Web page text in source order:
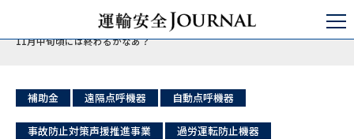
運行管理
過労運転防止
残金カウントダウン、現在76.9%。自動点呼機器、遠隔点呼機器の補助金、
11月中旬頃には終わるかなあ？
補助金 遠隔点呼機器 自動点呼機器
事故防止対策声援推進事業 過労運転防止機器